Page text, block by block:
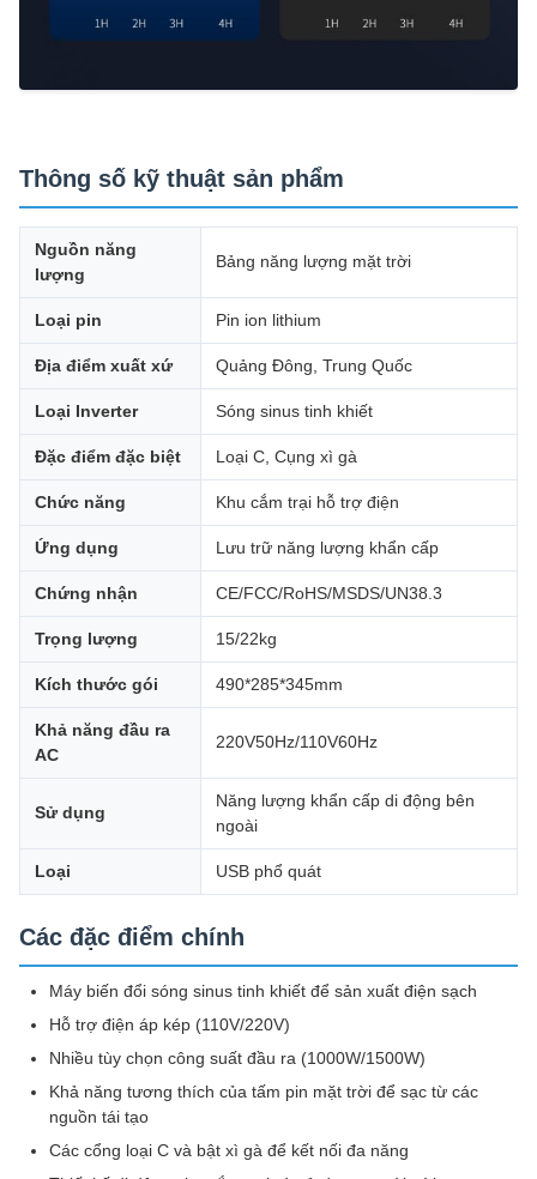
Thông số kỹ thuật sản phẩm
Nguồn năng
lượng
Bảng năng lượng mặt trời
Loại pin Pin ion lithium
Địa điểm xuất xứ Quảng Đông, Trung Quốc
Loại Inverter Sóng sinus tinh khiết
Đặc điểm đặc biệt Loại C, Cụng xì gà
Chức năng Khu cắm trại hỗ trợ điện
Ứng dụng Lưu trữ năng lượng khẩn cấp
Chứng nhận CE/FCC/RoHS/MSDS/UN38.3
Trọng lượng 15/22kg
Kích thước gói 490*285*345mm
Khả năng đầu ra
AC
220V50Hz/110V60Hz
Sử dụng
Năng lượng khẩn cấp di động bên
ngoài
Loại USB phổ quát
Các đặc điểm chính
Máy biến đổi sóng sinus tinh khiết để sản xuất điện sạch
Hỗ trợ điện áp kép (110V/220V)
Nhiều tùy chọn công suất đầu ra (1000W/1500W)
Khả năng tương thích của tấm pin mặt trời để sạc từ các
nguồn tái tạo
Các cổng loại C và bật xì gà để kết nối đa năng